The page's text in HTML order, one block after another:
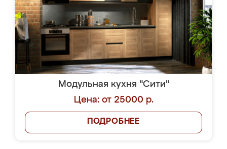
Модульная кухня "Сити"
Цена: от 25000 р.
ПОДРОБНЕЕ